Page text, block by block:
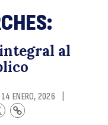
al
14 ENERO, 2026